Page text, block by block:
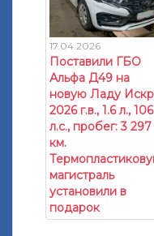
17.04.2026
Поставили ГБО
Альфа Д49 на
новую Ладу
2026 г.в., 1.6 л., 106
л.с., пробег: 3 297
км.
магистраль
установили в
подарок